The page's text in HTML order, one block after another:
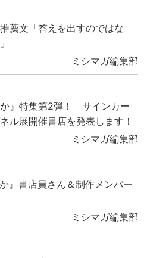
薦文「答えを出すのではな
ミシマガ編集部
』特集第2弾！ サインカー
ル展開催書店を発表します！
ミシマガ編集部
』書店員さん＆制作メンバー
ミシマガ編集部